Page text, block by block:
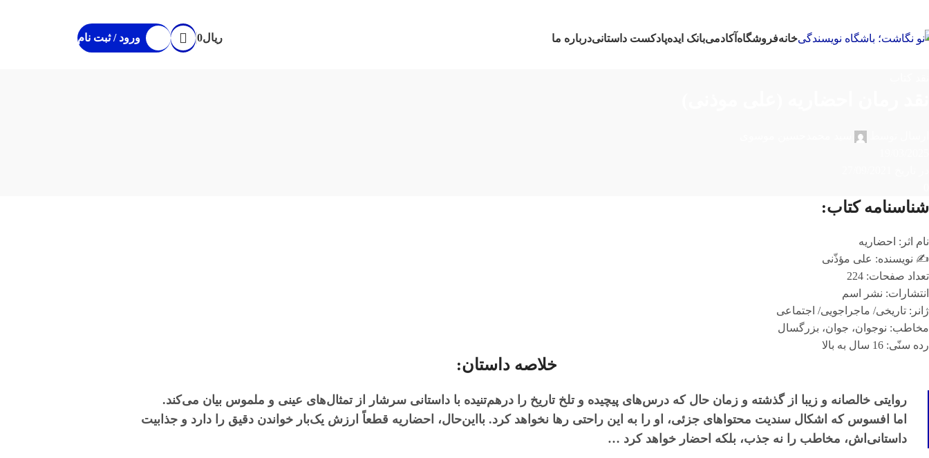
خانهفروشگاه آکادمیبانک ایدهپادکست‌‌ داستانیدرباره ما ریال0 ورود / ثبت نام
شناسنامه کتاب:
نام اثر: احضاریه
✍️ نویسنده: علی مؤذّنی
تعداد صفحات: 224
انتشارات: نشر اسم
ژانر: تاریخی/ ماجراجویی/ اجتماعی
مخاطب: نوجوان، جوان، بزرگسال
رده سنّی: 16 سال به بالا
خلاصه داستان:
روایتی خالصانه و زیبا از گذشته و زمان حال که درس‌های پیچیده و تلخ تاریخ را درهم‌تنیده با داستانی سرشار از تمثال‌های عینی و ملموس بیان می‌کند.
اما افسوس که اشکال سندیت محتواهای جزئی، او را به این راحتی رها نخواهد کرد. بااین‌حال، احضاریه قطعاً ارزش یک‌بار خواندن دقیق را دارد و جذابیت
داستانی‌اش، مخاطب را نه جذب، بلکه احضار خواهد کرد …